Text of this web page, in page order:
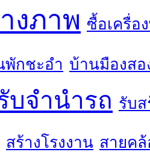
งภาพ ซื้อเครื่อ
พักชะอำ บ้านมืองสอ
บจำนำรถ รับส
สร้างโรงงาน สายคล้